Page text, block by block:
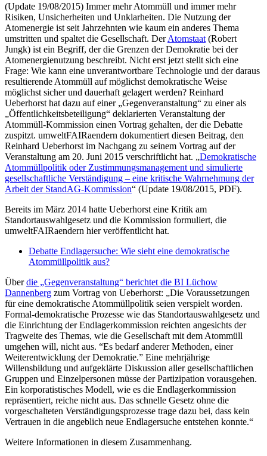
(Update 19/08/2015) Immer mehr Atommüll und immer mehr
Risiken, Unsicherheiten und Unklarheiten. Die Nutzung der
Atomenergie ist seit Jahrzehnten wie kaum ein anderes Thema
umstritten und spaltet die Gesellschaft. DerAtomstaat (Robert
Jungk) ist ein Begriff, der die Grenzen der Demokratie bei der
Atomenergienutzung beschreibt. Nicht erst jetzt stellt sich eine
Frage: Wie kann eine unverantwortbare Technologie und der daraus
resultierende Atommüll auf möglichst demokratische Weise
möglichst sicher und dauerhaft gelagert werden? Reinhard
Ueberhorst hat dazu auf einer „Gegenveranstaltung“ zu einer als
„Öffentlichkeitsbeteiligung“ deklarierten Veranstaltung der
Atommüll-Kommission einen Vortrag gehalten, der die Debatte
zuspitzt. umweltFAIRaendern dokumentiert diesen Beitrag, den
Reinhard Ueberhorst im Nachgang zu seinem Vortrag auf der
Veranstaltung am 20. Juni 2015 verschriftlicht hat. „Demokratische
Atommüllpolitik oder Zustimmungsmanagement und simulierte
gesellschaftliche Verständigung – eine kritische Wahrnehmung der
Arbeit der StandAG-Kommission“ (Update 19/08/2015, PDF).
Bereits im März 2014 hatte Ueberhorst eine Kritik am
Standortauswahlgesetz und die Kommission formuliert, die
umweltFAIRaendern hier veröffentlicht hat.
Debatte Endlagersuche: Wie sieht eine demokratische
Atommüllpolitik aus?
Überdie „Gegenveranstaltung“ berichtet die BI Lüchow
Dannenberg zum Vortrag von Ueberhorst: „Die Voraussetzungen
für eine demokratische Atommüllpolitik seien verspielt worden.
Formal-demokratische Prozesse wie das Standortauswahlgesetz und
die Einrichtung der Endlagerkommission reichten angesichts der
Tragweite des Themas, wie die Gesellschaft mit dem Atommüll
umgehen will, nicht aus. “Es bedarf anderer Methoden, einer
Weiterentwicklung der Demokratie.” Eine mehrjährige
Willensbildung und aufgeklärte Diskussion aller gesellschaftlichen
Gruppen und Einzelpersonen müsse der Partizipation vorausgehen.
Ein korporatistisches Modell, wie es die Endlagerkommission
repräsentiert, reiche nicht aus. Das schnelle Gesetz ohne die
vorgeschalteten Verständigungsprozesse trage dazu bei, dass kein
Vertrauen in die angeblich neue Endlagersuche entstehen konnte.“
Weitere Informationen in diesem Zusammenhang.